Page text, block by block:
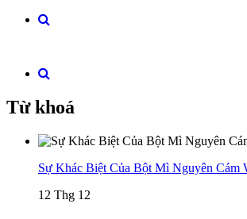
Từ khoá
Sự Khác Biệt Của Bột Mì Nguyên Cám
12 Thg 12